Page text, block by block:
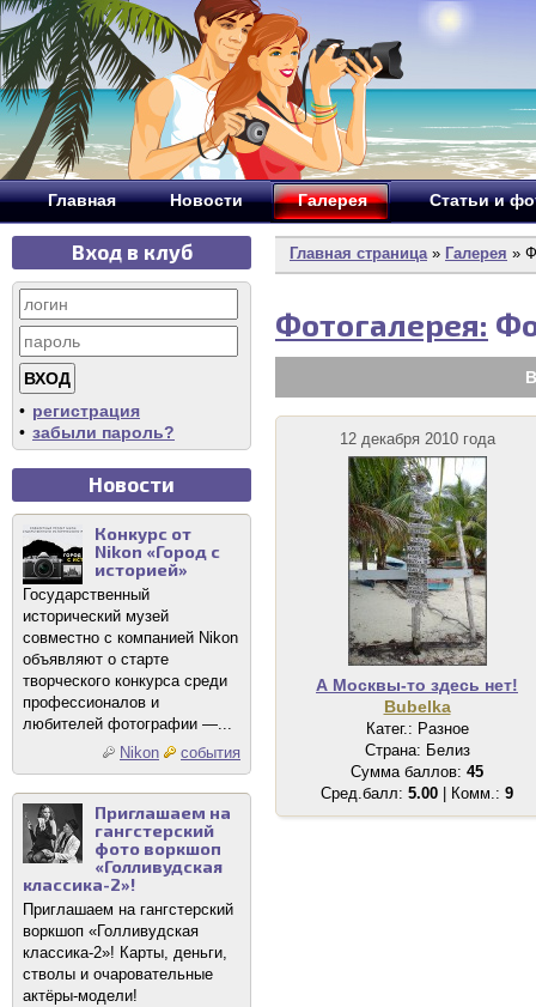
Главная Новости Галерея Статьи и
Вход в клуб
• регистрация
• забыли пароль?
Новости
Конкурс от
Nikon «Город с
историей»
Государственный
исторический музей
совместно с компанией Nikon
объявляют о старте
творческого конкурса среди
профессионалов и
любителей фотографии —...
Nikon
события
Приглашаем на
гангстерский
фото воркшоп
«Голливудская
классика-2»!
Приглашаем на гангстерский
воркшоп «Голливудская
классика-2»! Карты, деньги,
стволы и очаровательные
актёры-модели!
Главная страница» Галерея »
Фотогалерея:
12 декабря 2010 года
А Москвы-то здесь нет!
Bubelka
Катег.: Разное
Страна: Белиз
Сумма баллов: 45
Сред.балл: 5.00 | Комм.: 9